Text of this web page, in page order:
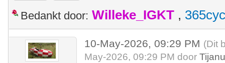
Bedankt door: Willeke_IGKT ,
10-May-2026, 09:29 PM (Dit
May-2026, 09:29 PM door